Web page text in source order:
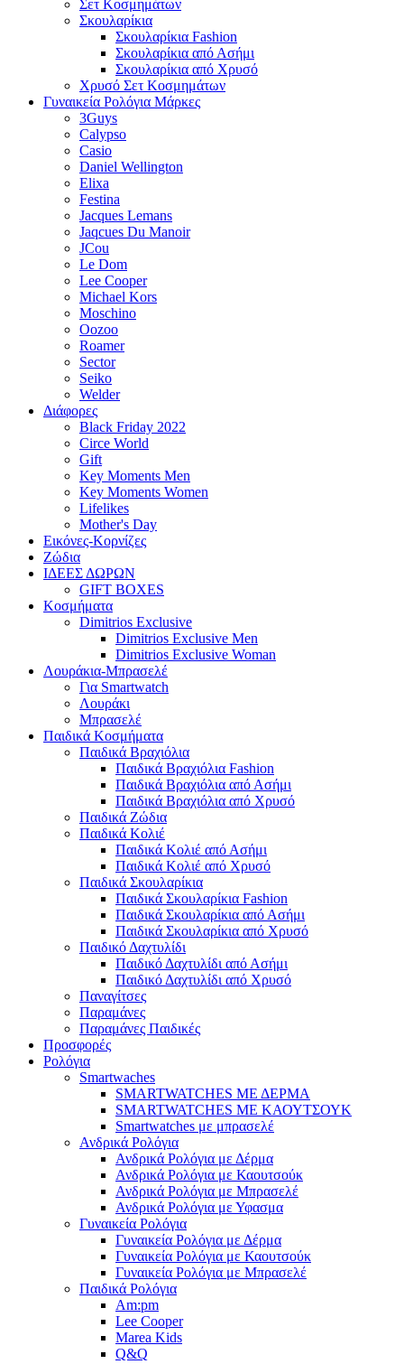
Σετ Κοσμημάτων
Σκουλαρίκια
Σκουλαρίκια Fashion
Σκουλαρίκια από Ασήμι
Σκουλαρίκια από Χρυσό
Χρυσό Σετ Κοσμημάτων
Γυναικεία Ρολόγια Μάρκες
3Guys
Calypso
Casio
Daniel Wellington
Elixa
Festina
Jacques Lemans
Jaqcues Du Manoir
JCou
Le Dom
Lee Cooper
Michael Kors
Moschino
Oozoo
Roamer
Sector
Seiko
Welder
Διάφορες
Black Friday 2022
Circe World
Gift
Key Moments Men
Key Moments Women
Lifelikes
Mother's Day
Εικόνες-Κορνίζες
Ζώδια
ΙΔΕΕΣ ΔΩΡΩΝ
GIFT BOXES
Κοσμήματα
Dimitrios Exclusive
Dimitrios Exclusive Men
Dimitrios Exclusive Woman
Λουράκια-Μπρασελέ
Για Smartwatch
Λουράκι
Μπρασελέ
Παιδικά Κοσμήματα
Παιδικά Βραχιόλια
Παιδικά Βραχιόλια Fashion
Παιδικά Βραχιόλια από Ασήμι
Παιδικά Βραχιόλια από Χρυσό
Παιδικά Ζώδια
Παιδικά Κολιέ
Παιδικά Κολιέ από Ασήμι
Παιδικά Κολιέ από Χρυσό
Παιδικά Σκουλαρίκια
Παιδικά Σκουλαρίκια Fashion
Παιδικά Σκουλαρίκια από Ασήμι
Παιδικά Σκουλαρίκια από Χρυσό
Παιδικό Δαχτυλίδι
Παιδικό Δαχτυλίδι από Ασήμι
Παιδικό Δαχτυλίδι από Χρυσό
Παναγίτσες
Παραμάνες
Παραμάνες Παιδικές
Προσφορές
Ρολόγια
Smartwaches
SMARTWATCHES ΜΕ ΔΕΡΜΑ
SMARTWATCHES ΜΕ ΚΑΟΥΤΣΟΥΚ
Smartwatches με μπρασελέ
Ανδρικά Ρολόγια
Ανδρικά Ρολόγια με Δέρμα
Ανδρικά Ρολόγια με Καουτσούκ
Ανδρικά Ρολόγια με Μπρασελέ
Ανδρικά Ρολόγια με Υφασμα
Γυναικεία Ρολόγια
Γυναικεία Ρολόγια με Δέρμα
Γυναικεία Ρολόγια με Καουτσούκ
Γυναικεία Ρολόγια με Μπρασελέ
Παιδικά Ρολόγια
Am:pm
Lee Cooper
Marea Kids
Q&Q